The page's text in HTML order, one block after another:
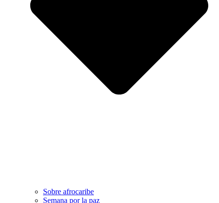
Sobre afrocaribe
Semana por la paz